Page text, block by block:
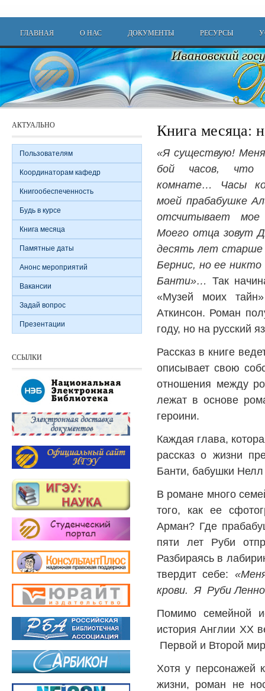
Main menu
ГЛАВНАЯ О НАС ДОКУМЕНТЫ РЕСУРСЫ
Книга месяца:
«Я существую! Меня
бой часов, что
комнате… Часы
моей прабабушке
отсчитывает
Моего отца зовут
десять лет
Бернис, но ее никто
Банти»… Так
«Музей моих тайн»
Аткинсон. Роман
году, но на русский
Рассказ в книге
описывает свою
отношения между
лежат в основе
героини.
Каждая глава,
рассказ о жизни
Банти, бабушки
В романе много
того, как ее
Арман? Где
пяти лет Руби
Разбираясь в
твердит себе:
крови. Я Руби
Помимо семейной
история Англии ХХ
Первой и Второй
Хотя у персонажей
жизни, роман не
АКТУАЛЬНО
Пользователям
Координаторам кафедр
Книгообеспеченность
Будь в курсе
Книга месяца
Памятные даты
Анонс мероприятий
Вакансии
Задай вопрос
Презентации
ССЫЛКИ